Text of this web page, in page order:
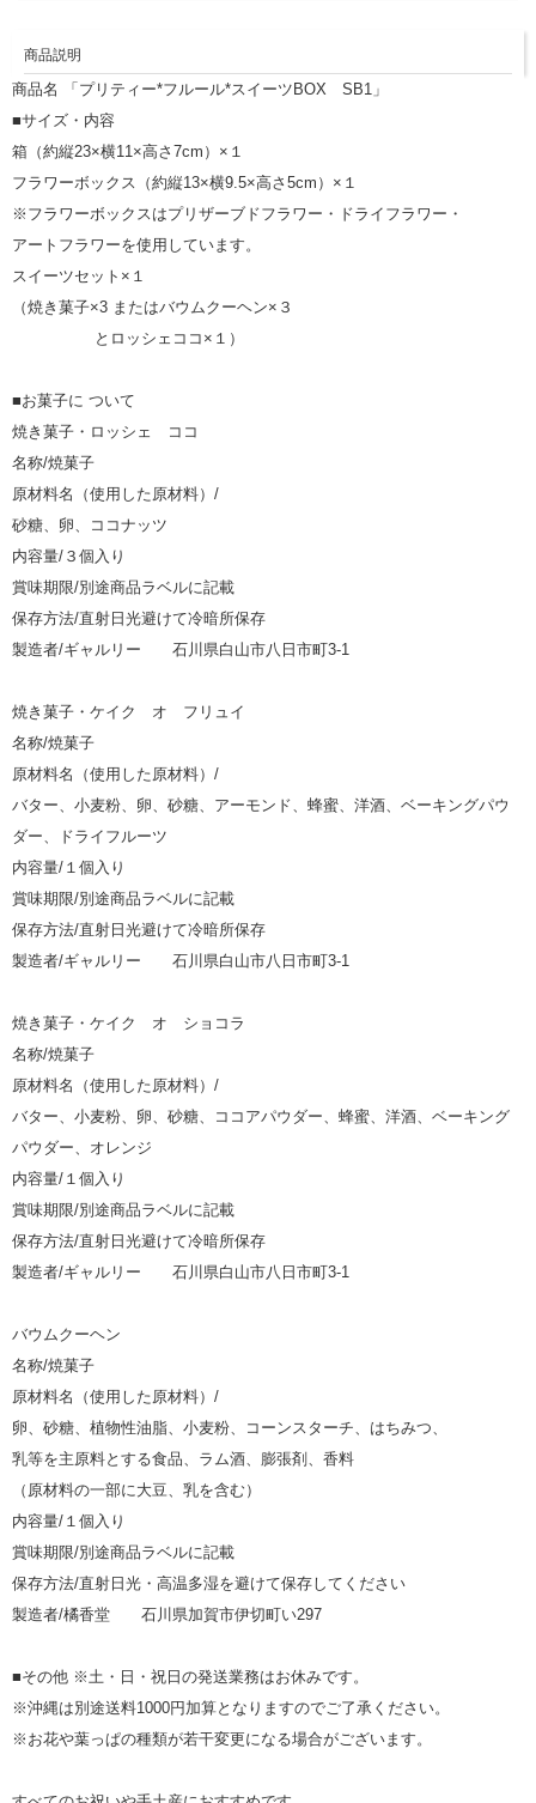
商品説明
商品名 「プリティー*フルール*スイーツBOX SB1」
■サイズ・内容
箱（約縦23×横11×高さ7cm）×１
フラワーボックス（約縦13×横9.5×高さ5cm）×１
※フラワーボックスはプリザーブドフラワー・ドライフラワー・
アートフラワーを使用しています。
スイーツセット×１
（焼き菓子×3 またはバウムクーヘン×３
とロッシェココ×１）
■お菓子に ついて
焼き菓子・ロッシェ ココ
名称/焼菓子
原材料名（使用した原材料）/
砂糖、卵、ココナッツ
内容量/３個入り
賞味期限/別途商品ラベルに記載
保存方法/直射日光避けて冷暗所保存
製造者/ギャルリー 石川県白山市八日市町3-1
焼き菓子・ケイク オ フリュイ
名称/焼菓子
原材料名（使用した原材料）/
バター、小麦粉、卵、砂糖、アーモンド、蜂蜜、洋酒、ベーキングパウ
ダー、ドライフルーツ
内容量/１個入り
賞味期限/別途商品ラベルに記載
保存方法/直射日光避けて冷暗所保存
製造者/ギャルリー 石川県白山市八日市町3-1
焼き菓子・ケイク オ ショコラ
名称/焼菓子
原材料名（使用した原材料）/
バター、小麦粉、卵、砂糖、ココアパウダー、蜂蜜、洋酒、ベーキング
パウダー、オレンジ
内容量/１個入り
賞味期限/別途商品ラベルに記載
保存方法/直射日光避けて冷暗所保存
製造者/ギャルリー 石川県白山市八日市町3-1
バウムクーヘン
名称/焼菓子
原材料名（使用した原材料）/
卵、砂糖、植物性油脂、小麦粉、コーンスターチ、はちみつ、
乳等を主原料とする食品、ラム酒、膨張剤、香料
（原材料の一部に大豆、乳を含む）
内容量/１個入り
賞味期限/別途商品ラベルに記載
保存方法/直射日光・高温多湿を避けて保存してください
製造者/橘香堂 石川県加賀市伊切町い297
■その他 ※土・日・祝日の発送業務はお休みです。
※沖縄は別途送料1000円加算となりますのでご了承ください。
※お花や葉っぱの種類が若干変更になる場合がございます。